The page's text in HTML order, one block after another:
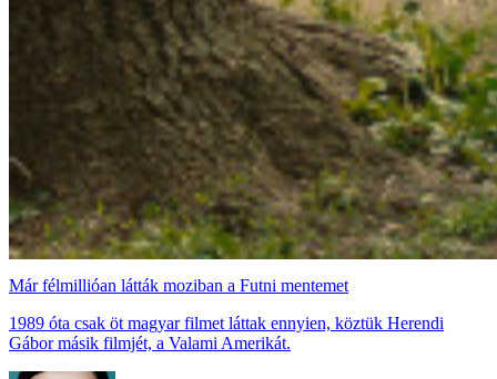
Már félmillióan látták moziban a Futni mentemet
1989 óta csak öt magyar filmet láttak ennyien, köztük Herendi
Gábor másik filmjét, a Valami Amerikát.